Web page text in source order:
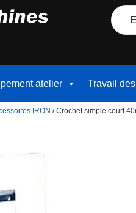
atelier Travail
IRON / Crochet simple court